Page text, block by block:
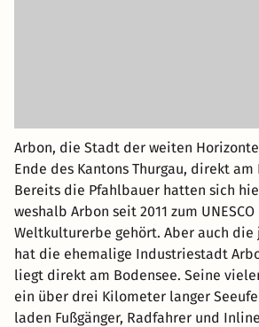
Arbon, die Stadt der weiten
Ende des Kantons Thurgau, direkt am
Bereits die Pfahlbauer hatten sich
weshalb Arbon seit 2011 zum UNESCO
Weltkulturerbe gehört. Aber auch die
hat die ehemalige Industriestadt
liegt direkt am Bodensee. Seine
ein über drei Kilometer langer
laden Fußgänger, Radfahrer und